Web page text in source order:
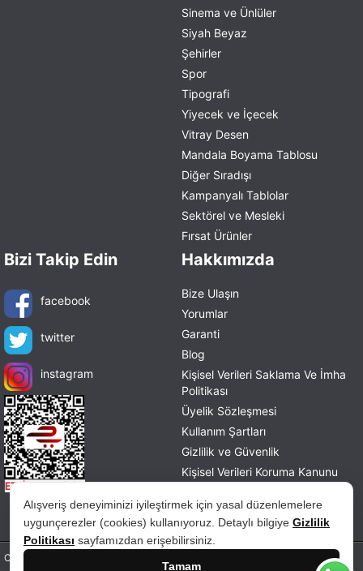
Alışveriş deneyiminizi iyileştirmek için yasal düzenlemelere
uygunçerezler (cookies) kullanıyoruz. Detaylı bilgiye Gizlilik
Politikası sayfamızdan erişebilirsiniz.
Tamam
Sinema ve Ünlüler
Siyah Beyaz
Şehirler
Spor
Tipografi
Yiyecek ve İçecek
Vitray Desen
Mandala Boyama Tablosu
Diğer Sıradışı
Kampanyalı Tablolar
Sektörel ve Mesleki
Fırsat Ürünler
Bizi Takip Edin
facebook
twitter
instagram
Hakkımızda
Bize Ulaşın
Yorumlar
Garanti
Blog
Kişisel Verileri Saklama Ve İmha
Politikası
Üyelik Sözleşmesi
Kullanım Şartları
Gizlilik ve Güvenlik
Kişisel Verileri Koruma Kanunu
İade ve Değişim Politikası
Copyright © 2026 tablohane.com Tüm hakları saklıdır.